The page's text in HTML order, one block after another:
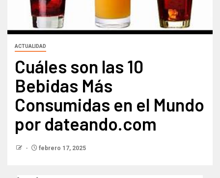
ACTUALIDAD
Cuáles son las 10
Bebidas Más
Consumidas en el Mundo
por dateando.com
febrero 17, 2025